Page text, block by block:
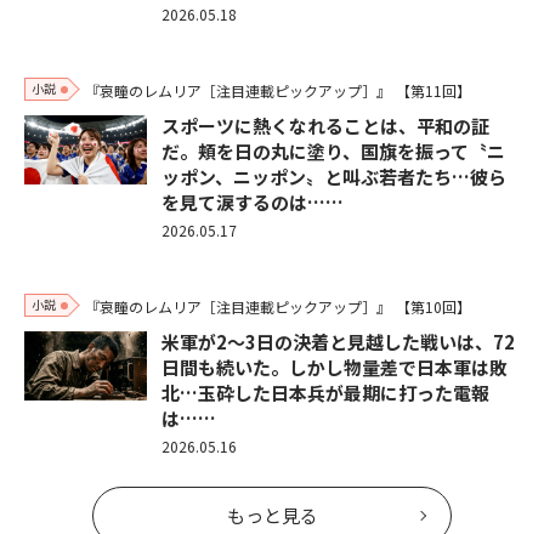
2026.05.18
小説 『哀瞳のレムリア［注目連載ピックアップ］』 【第11回】
スポーツに熱くなれることは、平和の証
だ。頬を日の丸に塗り、国旗を振って〝ニ
ッポン、ニッポン〟と叫ぶ若者たち…彼ら
を見て涙するのは……
2026.05.17
小説 『哀瞳のレムリア［注目連載ピックアップ］』 【第10回】
米軍が2～3日の決着と見越した戦いは、72
日間も続いた。しかし物量差で日本軍は敗
北…玉砕した日本兵が最期に打った電報
は……
2026.05.16
もっと見る